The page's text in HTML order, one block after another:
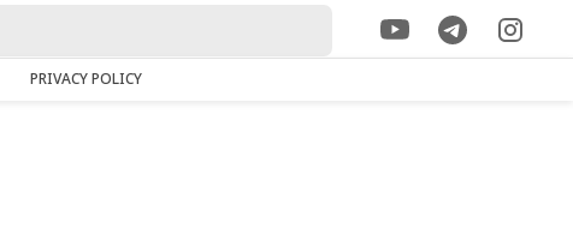
PRIVACY POLICY